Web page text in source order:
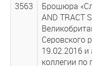
3563
Брошюра
AND TRACT
Серовского
19.02.2016 и
коллегии по